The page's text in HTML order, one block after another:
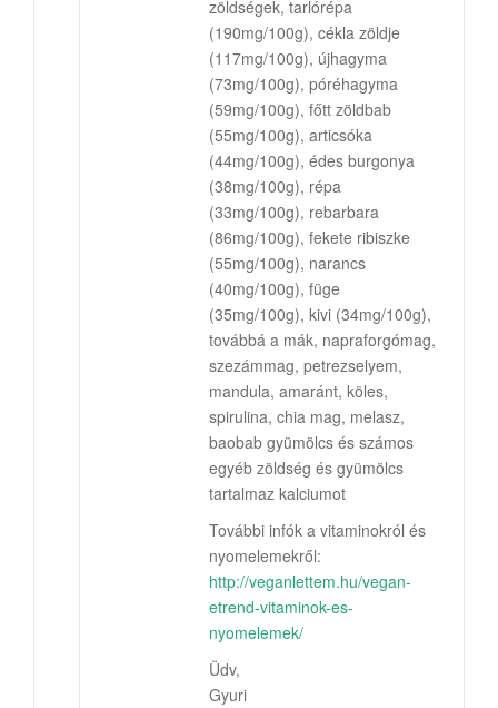
zöldségek, tarlórépa
(190mg/100g), cékla zöldje
(117mg/100g), újhagyma
(73mg/100g), póréhagyma
(59mg/100g), főtt zöldbab
(55mg/100g), articsóka
(44mg/100g), édes burgonya
(38mg/100g), répa
(33mg/100g), rebarbara
(86mg/100g), fekete ribiszke
(55mg/100g), narancs
(40mg/100g), füge
(35mg/100g), kivi (34mg/100g),
továbbá a mák, napraforgómag,
szezámmag, petrezselyem,
mandula, amaránt, köles,
spirulina, chia mag, melasz,
baobab gyümölcs és számos
egyéb zöldség és gyümölcs
tartalmaz kalciumot
További infók a vitaminokról és
nyomelemekről:
http://veganlettem.hu/vegan-
etrend-vitaminok-es-
nyomelemek/
Üdv,
Gyuri